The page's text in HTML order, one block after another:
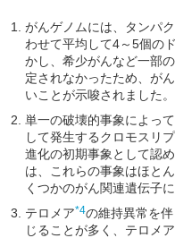
がんゲノムには、タンパ
わせて平均して4～5個の
かし、希少がんなど一部
定されなかったため、が
いことが示唆されました。
単一の破壊的事象によっ
して発生するクロモスリ
進化の初期事象として認
は、これらの事象はほと
くつかのがん関連遺伝子
テロメア*4の維持異常を
じることが多く、テロメ